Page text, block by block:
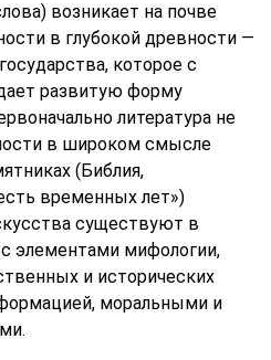
возникает на почве
в глубокой древности —
которое с
развитую форму
литература не
в широком смысле
(Библия,
временных лет»)
существуют в
элементами мифологии,
и исторических
моральными и